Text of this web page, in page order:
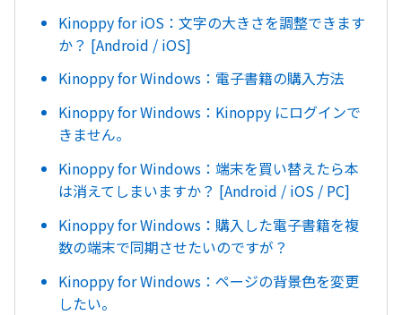
Kinoppy for iOS：文字の大きさを調整できます
か？ [Android / iOS]
Kinoppy for Windows：電子書籍の購入方法
Kinoppy for Windows：Kinoppy にログインで
きません。
Kinoppy for Windows：端末を買い替えたら本
は消えてしまいますか？ [Android / iOS / PC]
Kinoppy for Windows：購入した電子書籍を複
数の端末で同期させたいのですが？
Kinoppy for Windows：ページの背景色を変更
したい。